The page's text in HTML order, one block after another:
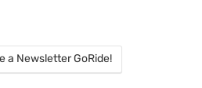
a Newsletter GoRide!